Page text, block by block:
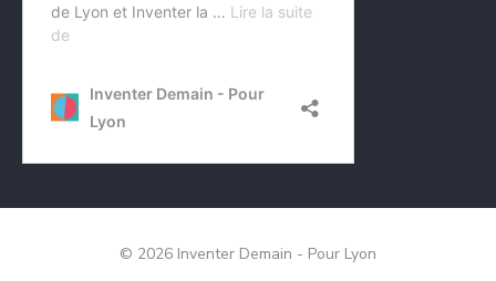
© 2026 Inventer Demain - Pour Lyon